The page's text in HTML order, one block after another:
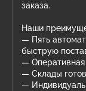
заказа.
Наши
— Пять
быструю
— Оперативная
— Склады
—